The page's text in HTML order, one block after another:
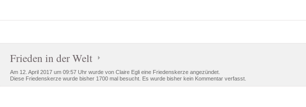
Frieden in der Welt
Am 12. April 2017 um 09:57 Uhr wurde von Claire Egli eine Friedenskerze angezündet.
Diese Friedenskerze wurde bisher 1700 mal besucht. Es wurde bisher kein Kommentar verfasst.